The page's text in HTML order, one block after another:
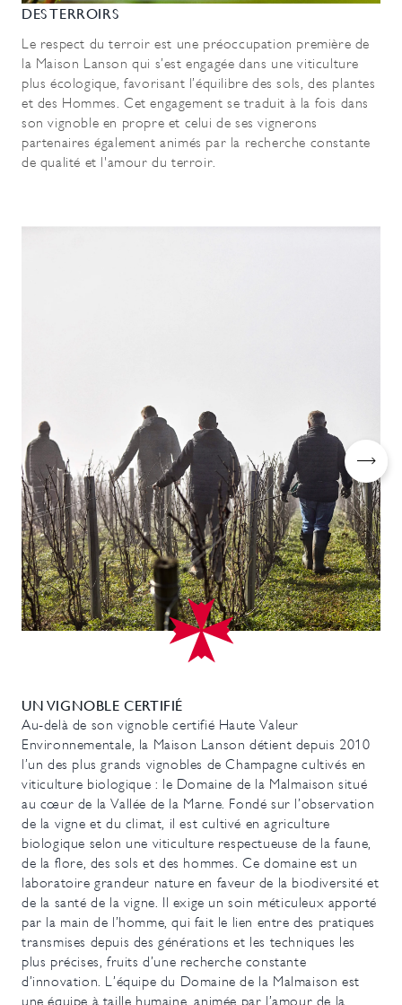
DES TERROIRS
Le respect du terroir est une préoccupation première de
la Maison Lanson qui s’est engagée dans une viticulture
plus écologique, favorisant l’équilibre des sols, des plantes
et des Hommes. Cet engagement se traduit à la fois dans
son vignoble en propre et celui de ses vignerons
partenaires également animés par la recherche constante
de qualité et l'amour du terroir.
UN VIGNOBLE CERTIFIÉ
Au-delà de son vignoble certifié Haute Valeur
Environnementale, la Maison Lanson détient depuis 2010
l’un des plus grands vignobles de Champagne cultivés en
viticulture biologique : le Domaine de la Malmaison situé
au cœur de la Vallée de la Marne. Fondé sur l’observation
de la vigne et du climat, il est cultivé en agriculture
biologique selon une viticulture respectueuse de la faune,
de la flore, des sols et des hommes. Ce domaine est un
laboratoire grandeur nature en faveur de la biodiversité et
de la santé de la vigne. Il exige un soin méticuleux apporté
par la main de l’homme, qui fait le lien entre des pratiques
transmises depuis des générations et les techniques les
plus précises, fruits d’une recherche constante
d’innovation. L’équipe du Domaine de la Malmaison est
une équipe à taille humaine, animée par l’amour de la